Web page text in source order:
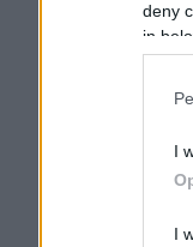
deny
in
I
I